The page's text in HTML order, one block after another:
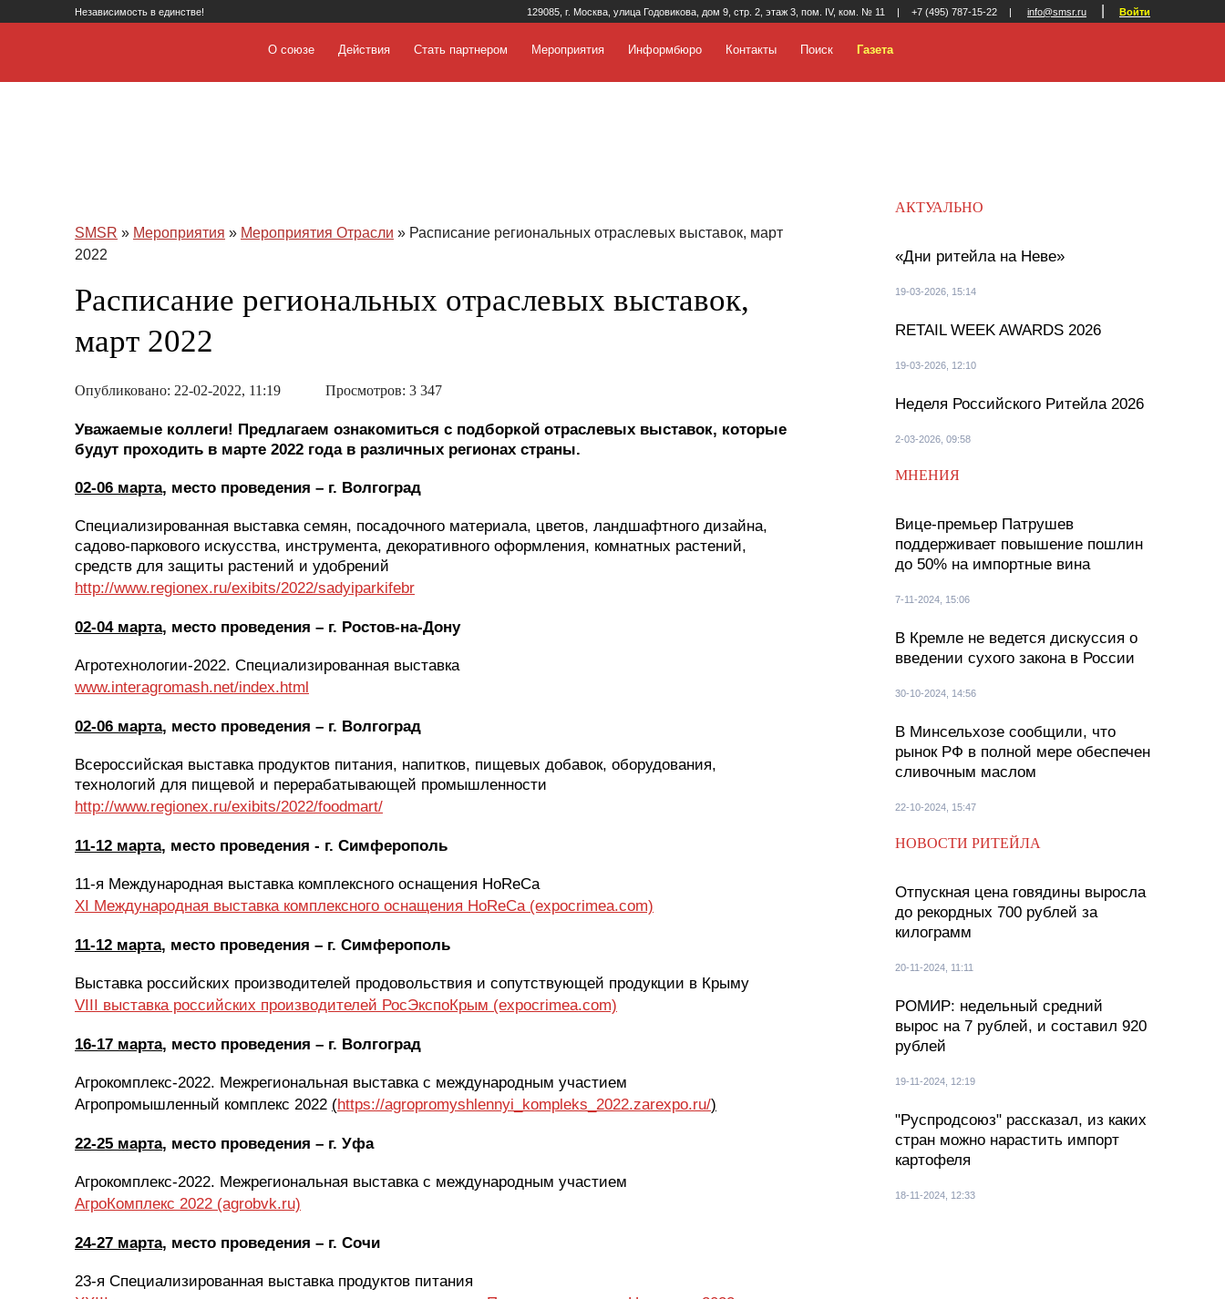
Независимость в единстве! 129085, г. Москва, улица Годовикова, дом 9, стр. 2, этаж 3, пом. IV, ком. № 11 | +7 (495) 787-15-22 | info@smsr.ru Войти
О союзе Действия Стать партнером Мероприятия Информбюро Контакты Поиск Газета
SMSR » Мероприятия » Мероприятия Отрасли » Расписание региональных отраслевых выставок, март
2022
Расписание региональных отраслевых выставок,
март 2022
Опубликовано: 22-02-2022, 11:19 Просмотров: 3 347
Уважаемые коллеги! Предлагаем ознакомиться с подборкой отраслевых выставок, которые
будут проходить в марте 2022 года в различных регионах страны.
02-06 марта, место проведения – г. Волгоград
Специализированная выставка семян, посадочного материала, цветов, ландшафтного дизайна,
садово-паркового искусства, инструмента, декоративного оформления, комнатных растений,
средств для защиты растений и удобрений
http://www.regionex.ru/exibits/2022/sadyiparkifebr
02-04 марта, место проведения – г. Ростов-на-Дону
Агротехнологии-2022. Специализированная выставка
www.interagromash.net/index.html
02-06 марта, место проведения – г. Волгоград
Всероссийская выставка продуктов питания, напитков, пищевых добавок, оборудования,
технологий для пищевой и перерабатывающей промышленности
http://www.regionex.ru/exibits/2022/foodmart/
11-12 марта, место проведения - г. Симферополь
11-я Международная выставка комплексного оснащения HoReCa
XI Международная выставка комплексного оснащения HoReCa (expocrimea.com)
11-12 марта, место проведения – г. Симферополь
Выставка российских производителей продовольствия и сопутствующей продукции в Крыму
VIII выставка российских производителей РосЭкспоКрым (expocrimea.com)
16-17 марта, место проведения – г. Волгоград
Агрокомплекс-2022. Межрегиональная выставка с международным участием
Агропромышленный комплекс 2022 (https://agropromyshlennyi_kompleks_2022.zarexpo.ru/)
22-25 марта, место проведения – г. Уфа
Агрокомплекс-2022. Межрегиональная выставка с международным участием
АгроКомплекс 2022 (agrobvk.ru)
24-27 марта, место проведения – г. Сочи
23-я Специализированная выставка продуктов питания
АКТУАЛЬНО
«Дни ритейла на Неве»
19-03-2026, 15:14
RETAIL WEEK AWARDS 2026
19-03-2026, 12:10
Неделя Российского Ритейла 2026
2-03-2026, 09:58
МНЕНИЯ
Вице-премьер Патрушев
поддерживает повышение пошлин
до 50% на импортные вина
7-11-2024, 15:06
В Кремле не ведется дискуссия о
введении сухого закона в России
30-10-2024, 14:56
В Минсельхозе сообщили, что
рынок РФ в полной мере обеспечен
сливочным маслом
22-10-2024, 15:47
НОВОСТИ РИТЕЙЛА
Отпускная цена говядины выросла
до рекордных 700 рублей за
килограмм
20-11-2024, 11:11
РОМИР: недельный средний
вырос на 7 рублей, и составил 920
рублей
19-11-2024, 12:19
"Руспродсоюз" рассказал, из каких
стран можно нарастить импорт
картофеля
18-11-2024, 12:33